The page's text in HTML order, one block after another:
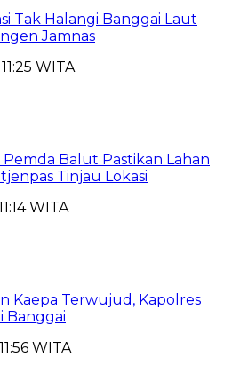
Tak Halangi Banggai Laut
Jamnas
WITA
Pemda Balut Pastikan Lahan
Tinjau Lokasi
WITA
Kaepa Terwujud, Kapolres
Banggai
WITA